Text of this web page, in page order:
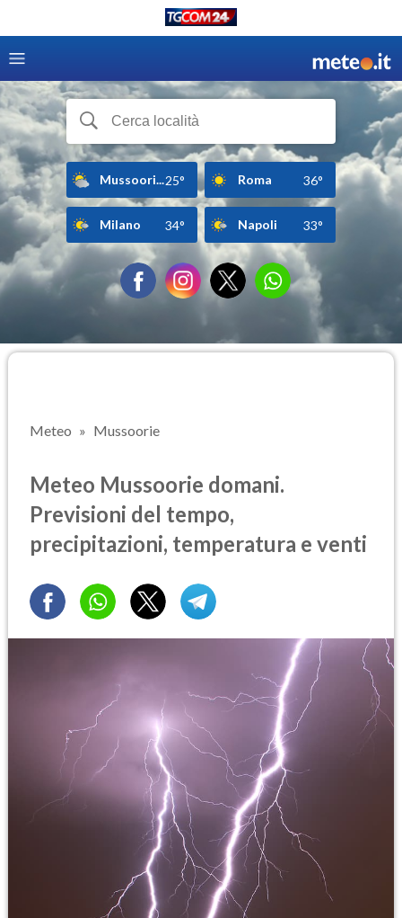
Mussoori...25° Roma 36°
Milano 34° Napoli 33°
Meteo Mussoorie
Meteo Mussoorie domani.
Previsioni del tempo,
precipitazioni, temperatura e venti